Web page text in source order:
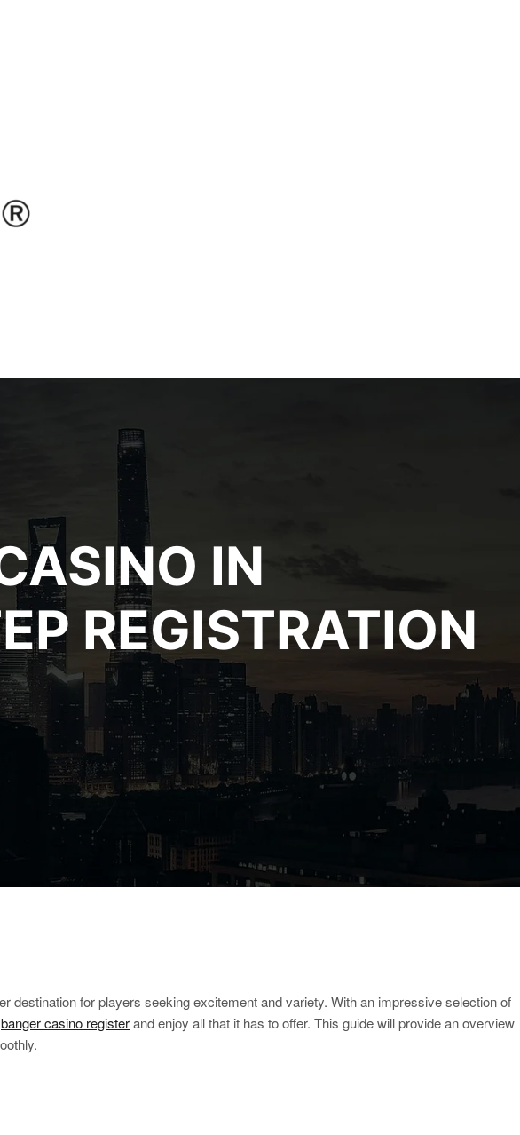
IN
REGISTRATION
for players seeking excitement and variety. With an impressive selection of
banger casino registerand enjoy all that it has to offer. This guide will provide an overview